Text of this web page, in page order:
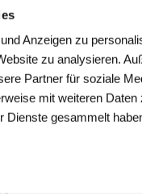
Anzeigen zu
zu analysieren.
Partner für soziale
mit weiteren
Dienste gesammelt
de